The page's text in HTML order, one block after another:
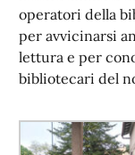
operatori della
per avvicinarsi
lettura e per
bibliotecari del